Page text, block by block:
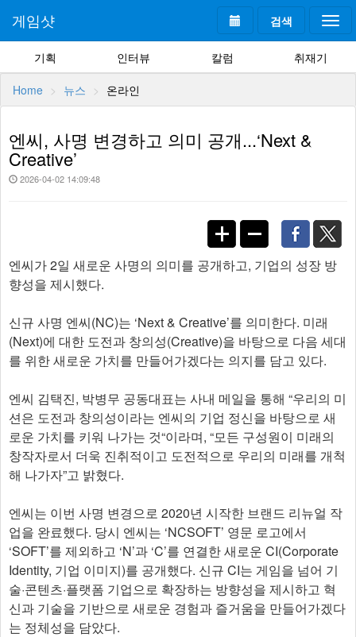
검색
게임샷
기획 인터뷰 칼럼 취재기
Home 뉴스 온라인
엔씨, 사명 변경하고 의미 공개...‘Next &
Creative’
2026-04-02 14:09:48
엔씨가 2일 새로운 사명의 의미를 공개하고, 기업의 성장 방
향성을 제시했다.
신규 사명 엔씨(NC)는 ‘Next & Creative’를 의미한다. 미래
(Next)에 대한 도전과 창의성(Creative)을 바탕으로 다음 세대
를 위한 새로운 가치를 만들어가겠다는 의지를 담고 있다.
엔씨 김택진, 박병무 공동대표는 사내 메일을 통해 “우리의 미
션은 도전과 창의성이라는 엔씨의 기업 정신을 바탕으로 새
로운 가치를 키워 나가는 것“이라며, “모든 구성원이 미래의
창작자로서 더욱 진취적이고 도전적으로 우리의 미래를 개척
해 나가자”고 밝혔다.
엔씨는 이번 사명 변경으로 2020년 시작한 브랜드 리뉴얼 작
업을 완료했다. 당시 엔씨는 ‘NCSOFT’ 영문 로고에서
‘SOFT’를 제외하고 ‘N’과 ‘C’를 연결한 새로운 CI(Corporate
Identity, 기업 이미지)를 공개했다. 신규 CI는 게임을 넘어 기
술·콘텐츠·플랫폼 기업으로 확장하는 방향성을 제시하고 혁
신과 기술을 기반으로 새로운 경험과 즐거움을 만들어가겠다
는 정체성을 담았다.​